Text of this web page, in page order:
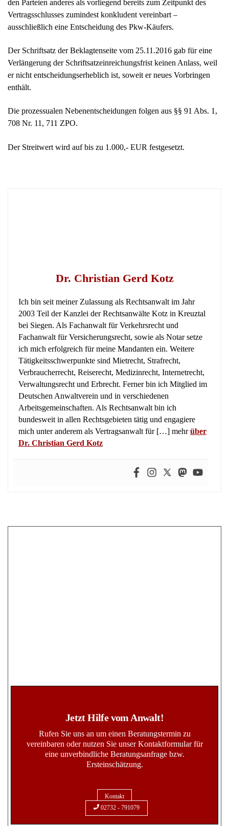
Vertragsschlusses zumindest konkludent vereinbart –
ausschließlich eine Entscheidung des Pkw-Käufers.
Verlängerung der Schriftsatzeinreichungsfrist keinen Anlass, weil
er nicht entscheidungserheblich ist, soweit er neues Vorbringen
enthält.
708 Nr. 11, 711 ZPO.
2003 Teil der Kanzlei der Rechtsanwälte Kotz in Kreuztal
bei Siegen. Als Fachanwalt für Verkehrsrecht und
Fachanwalt für Versicherungsrecht, sowie als Notar setze
ich mich erfolgreich für meine Mandanten ein. Weitere
Tätigkeitsschwerpunkte sind Mietrecht, Strafrecht,
Verbraucherrecht, Reiserecht, Medizinrecht, Internetrecht,
Verwaltungsrecht und Erbrecht. Ferner bin ich Mitglied im
Deutschen Anwaltverein und in verschiedenen
Arbeitsgemeinschaften. Als Rechtsanwalt bin ich
bundesweit in allen Rechtsgebieten tätig und engagiere
mich unter anderem als Vertragsanwalt für […] mehrüber
Dr. Christian Gerd Kotz
vereinbaren oder nutzen Sie unser Kontaktformular für
eine unverbindliche Beratungsanfrage bzw.
Ersteinschätzung.
02732 - 791079